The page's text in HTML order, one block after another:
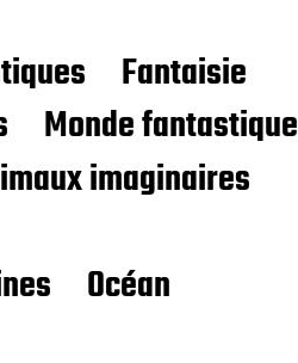
Fantaisie
Monde fantastique
imaginaires
Océan